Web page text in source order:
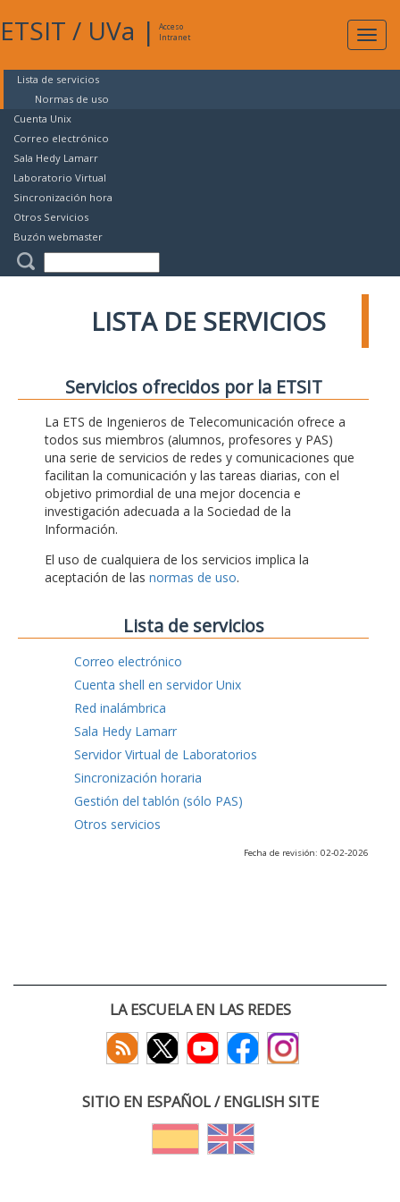
ETSIT / UVa |
Acceso
Intranet
Lista de servicios
Normas de uso
Cuenta Unix
Correo electrónico
Sala Hedy Lamarr
Laboratorio Virtual
Sincronización hora
Otros Servicios
Buzón webmaster
LISTA DE SERVICIOS
Servicios ofrecidos por la ETSIT
La ETS de Ingenieros de Telecomunicación ofrece a
todos sus miembros (alumnos, profesores y PAS)
una serie de servicios de redes y comunicaciones que
facilitan la comunicación y las tareas diarias, con el
objetivo primordial de una mejor docencia e
investigación adecuada a la Sociedad de la
Información.
El uso de cualquiera de los servicios implica la
aceptación de las normas de uso.
Lista de servicios
Correo electrónico
Cuenta shell en servidor Unix
Red inalámbrica
Sala Hedy Lamarr
Servidor Virtual de Laboratorios
Sincronización horaria
Gestión del tablón (sólo PAS)
Otros servicios
Fecha de revisión: 02-02-2026
LA ESCUELA EN LAS REDES
SITIO EN ESPAÑOL / ENGLISH SITE